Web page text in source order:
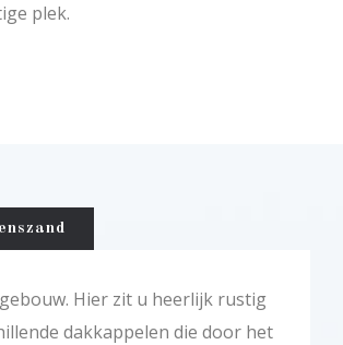
plek.
Hier zit u heerlijk rustig
dakkappelen die door het